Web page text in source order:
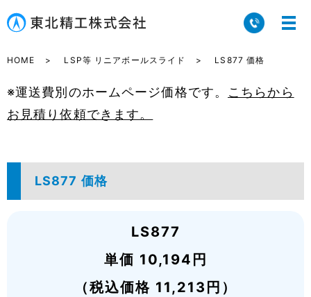
HOME LSP等 リニアボールスライド LS877 価格
※運送費別のホームページ価格です。 こちらから
お見積り依頼できます。
LS877 価格
LS877
単価 10,194円
（税込価格 11,213円）